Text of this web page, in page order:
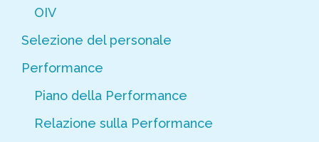
OIV
Selezione del personale
Performance
Piano della Performance
Relazione sulla Performance